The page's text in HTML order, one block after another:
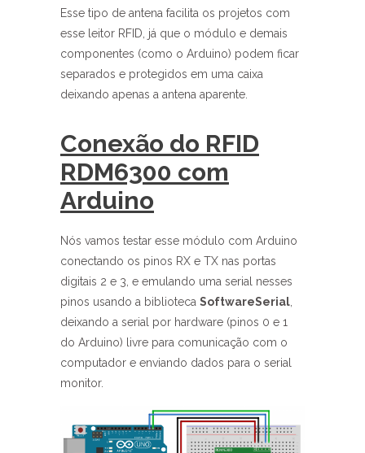
Esse tipo de antena facilita os projetos com
esse leitor RFID, já que o módulo e demais
componentes (como o Arduino) podem ficar
separados e protegidos em uma caixa
deixando apenas a antena aparente.
Conexão do RFID
RDM6300 com
Arduino
Nós vamos testar esse módulo com Arduino
conectando os pinos RX e TX nas portas
digitais 2 e 3, e emulando uma serial nesses
pinos usando a biblioteca SoftwareSerial
deixando a serial por hardware (pinos 0 e 1
do Arduino) livre para comunicação com o
computador e enviando dados para o serial
monitor.